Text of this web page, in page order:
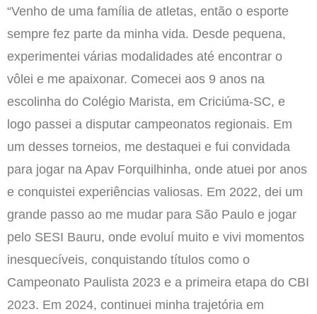
“Venho de uma família de atletas, então o esporte
sempre fez parte da minha vida. Desde pequena,
experimentei várias modalidades até encontrar o
vôlei e me apaixonar. Comecei aos 9 anos na
escolinha do Colégio Marista, em Criciúma-SC, e
logo passei a disputar campeonatos regionais. Em
um desses torneios, me destaquei e fui convidada
para jogar na Apav Forquilhinha, onde atuei por anos
e conquistei experiências valiosas. Em 2022, dei um
grande passo ao me mudar para São Paulo e jogar
pelo SESI Bauru, onde evoluí muito e vivi momentos
inesquecíveis, conquistando títulos como o
Campeonato Paulista 2023 e a primeira etapa do CBI
2023. Em 2024, continuei minha trajetória em